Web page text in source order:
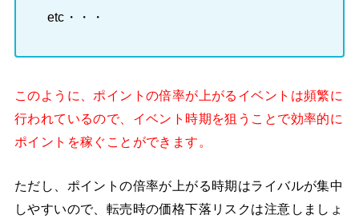
etc・・・
このように、ポイントの倍率が上がるイベントは頻繁に
行われているので、イベント時期を狙うことで効率的に
ポイントを稼ぐことができます。
ただし、ポイントの倍率が上がる時期はライバルが集中
しやすいので、転売時の価格下落リスクは注意しましょ